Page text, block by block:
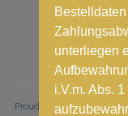
Proudly powered by
unterliegen
i.V.m. Abs.